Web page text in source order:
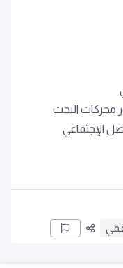
محركات البحث
الإجتماعي